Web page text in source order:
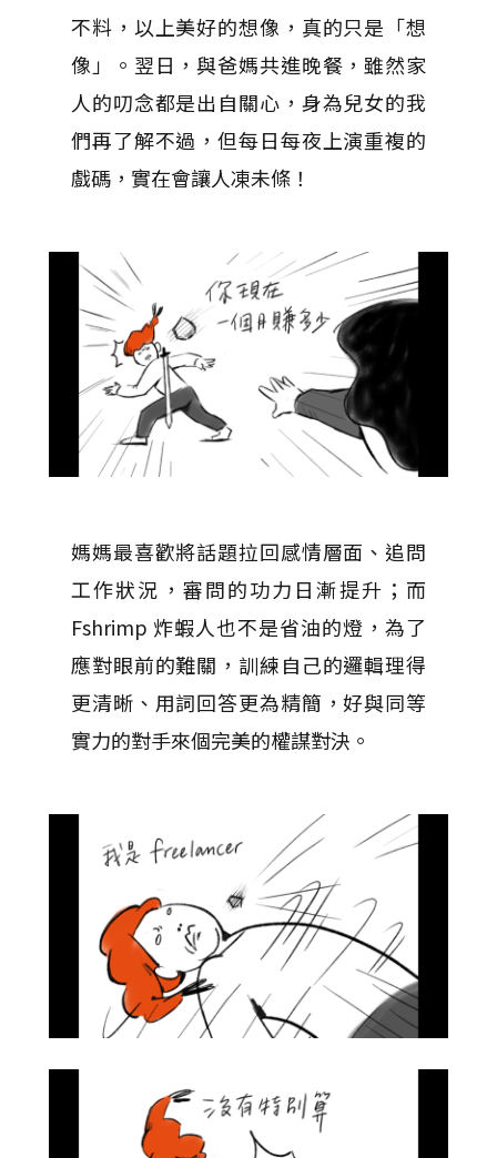
不料，以上美好的想像，真的只是「想
像」。翌日，與爸媽共進晚餐，雖然家
人的叨念都是出自關心，身為兒女的我
們再了解不過，但每日每夜上演重複的
戲碼，實在會讓人凍未條！
媽媽最喜歡將話題拉回感情層面、追問
工作狀況，審問的功力日漸提升；而
Fshrimp 炸蝦人也不是省油的燈，為了
應對眼前的難關，訓練自己的邏輯理得
更清晰、用詞回答更為精簡，好與同等
實力的對手來個完美的權謀對決。